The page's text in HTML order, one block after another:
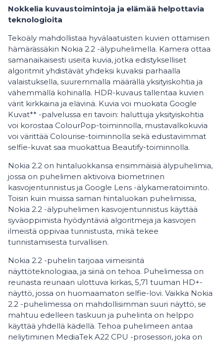
Nokkelia kuvaustoimintoja ja elämää helpottavia
teknologioita
Tekoäly mahdollistaa hyvälaatuisten kuvien ottamisen
hämärässäkin Nokia 2.2 -älypuhelimella. Kamera ottaa
samanaikaisesti useita kuvia, jotka edistykselliset
algoritmit yhdistävät yhdeksi kuvaksi parhaalla
valaistuksella, suuremmalla määrällä yksityiskohtia ja
vähemmällä kohinalla. HDR-kuvaus tallentaa kuvien
värit kirkkaina ja elävinä. Kuvia voi muokata Google
Kuvat** -palvelussa eri tavoin: haluttuja yksityiskohtia
voi korostaa ColourPop-toiminnolla, mustavalkokuvia
voi värittää Colourise-toiminnolla sekä edustavimmat
selfie-kuvat saa muokattua Beautify-toiminnolla.
Nokia 2.2 on hintaluokkansa ensimmäisiä älypuhelimia,
jossa on puhelimen aktivoiva biometrinen
kasvojentunnistus ja Google Lens -älykameratoiminto.
Toisin kuin muissa saman hintaluokan puhelimissa,
Nokia 2.2 -älypuhelimen kasvojentunnistus käyttää
syväoppimista hyödyntäviä algoritmeja ja kasvojen
ilmeistä oppivaa tunnistusta, mikä tekee
tunnistamisesta turvallisen.
Nokia 2.2 -puhelin tarjoaa viimeisintä
näyttöteknologiaa, ja siinä on tehoa. Puhelimessa on
reunasta reunaan ulottuva kirkas, 5,71 tuuman HD+-
näyttö, jossa on huomaamaton selfie-lovi. Vaikka Nokia
2.2 -puhelimessa on mahdollisimman suuri näyttö, se
mahtuu edelleen taskuun ja puhelinta on helppo
käyttää yhdellä kädellä. Tehoa puhelimeen antaa
neliytiminen MediaTek A22 CPU -prosessori, joka on